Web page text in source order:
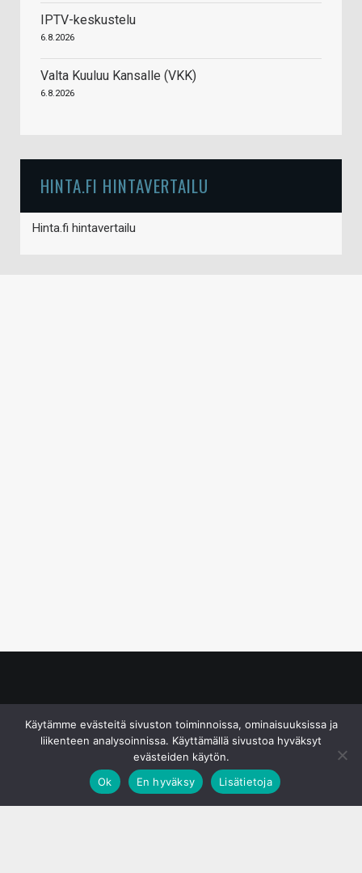
IPTV-keskustelu
6.8.2026
Valta Kuuluu Kansalle (VKK)
6.8.2026
HINTA.FI HINTAVERTAILU
Hinta.fi hintavertailu
Käytämme evästeitä sivuston toiminnoissa, ominaisuuksissa ja
liikenteen analysoinnissa. Käyttämällä sivustoa hyväksyt
evästeiden käytön.
Ok
En hyväksy Lisätietoja